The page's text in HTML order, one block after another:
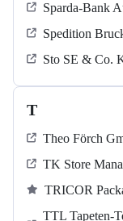
Sparda-Bank
Spedition
Sto SE & Co.
T
Theo Förch
TK Store
TRICOR
TTL Tapeten-